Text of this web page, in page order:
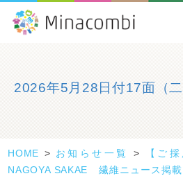
2026年5月28日付17面（二
HOME > お知らせ一覧 >
【ご
NAGOYA SAKAE 繊維ニュース掲載